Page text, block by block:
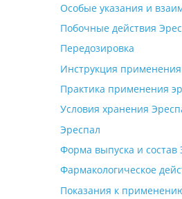
Особые указания и
Побочные действия
Передозировка
Инструкция
Практика применения
Условия хранения
Эреспал
Форма выпуска и состав
Фармакологическое
Показания к